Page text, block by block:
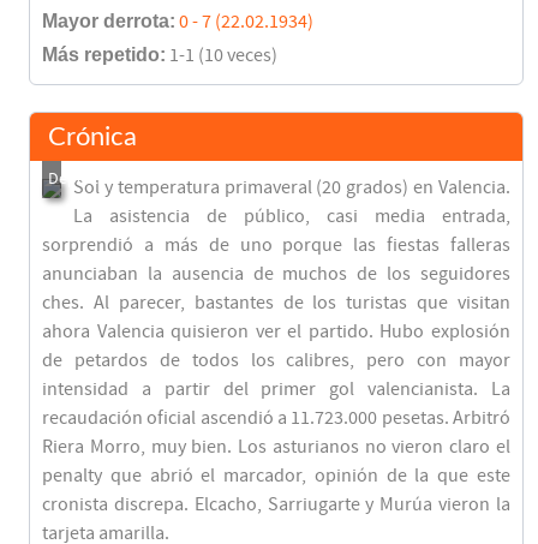
Mayor derrota: 0 - 7 (22.02.1934)
Más repetido: 1-1 (10 veces)
Crónica
Sol y temperatura primaveral (20 grados) en Valencia.
La asistencia de público, casi media entrada,
sorprendió a más de uno porque las fiestas falleras
anunciaban la ausencia de muchos de los seguidores
ches. Al parecer, bastantes de los turistas que visitan
ahora Valencia quisieron ver el partido. Hubo explosión
de petardos de todos los calibres, pero con mayor
intensidad a partir del primer gol valencianista. La
recaudación oficial ascendió a 11.723.000 pesetas. Arbitró
Riera Morro, muy bien. Los asturianos no vieron claro el
penalty que abrió el marcador, opinión de la que este
cronista discrepa. Elcacho, Sarriugarte y Murúa vieron la
tarjeta amarilla.